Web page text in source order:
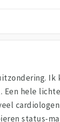
Een hele
status-